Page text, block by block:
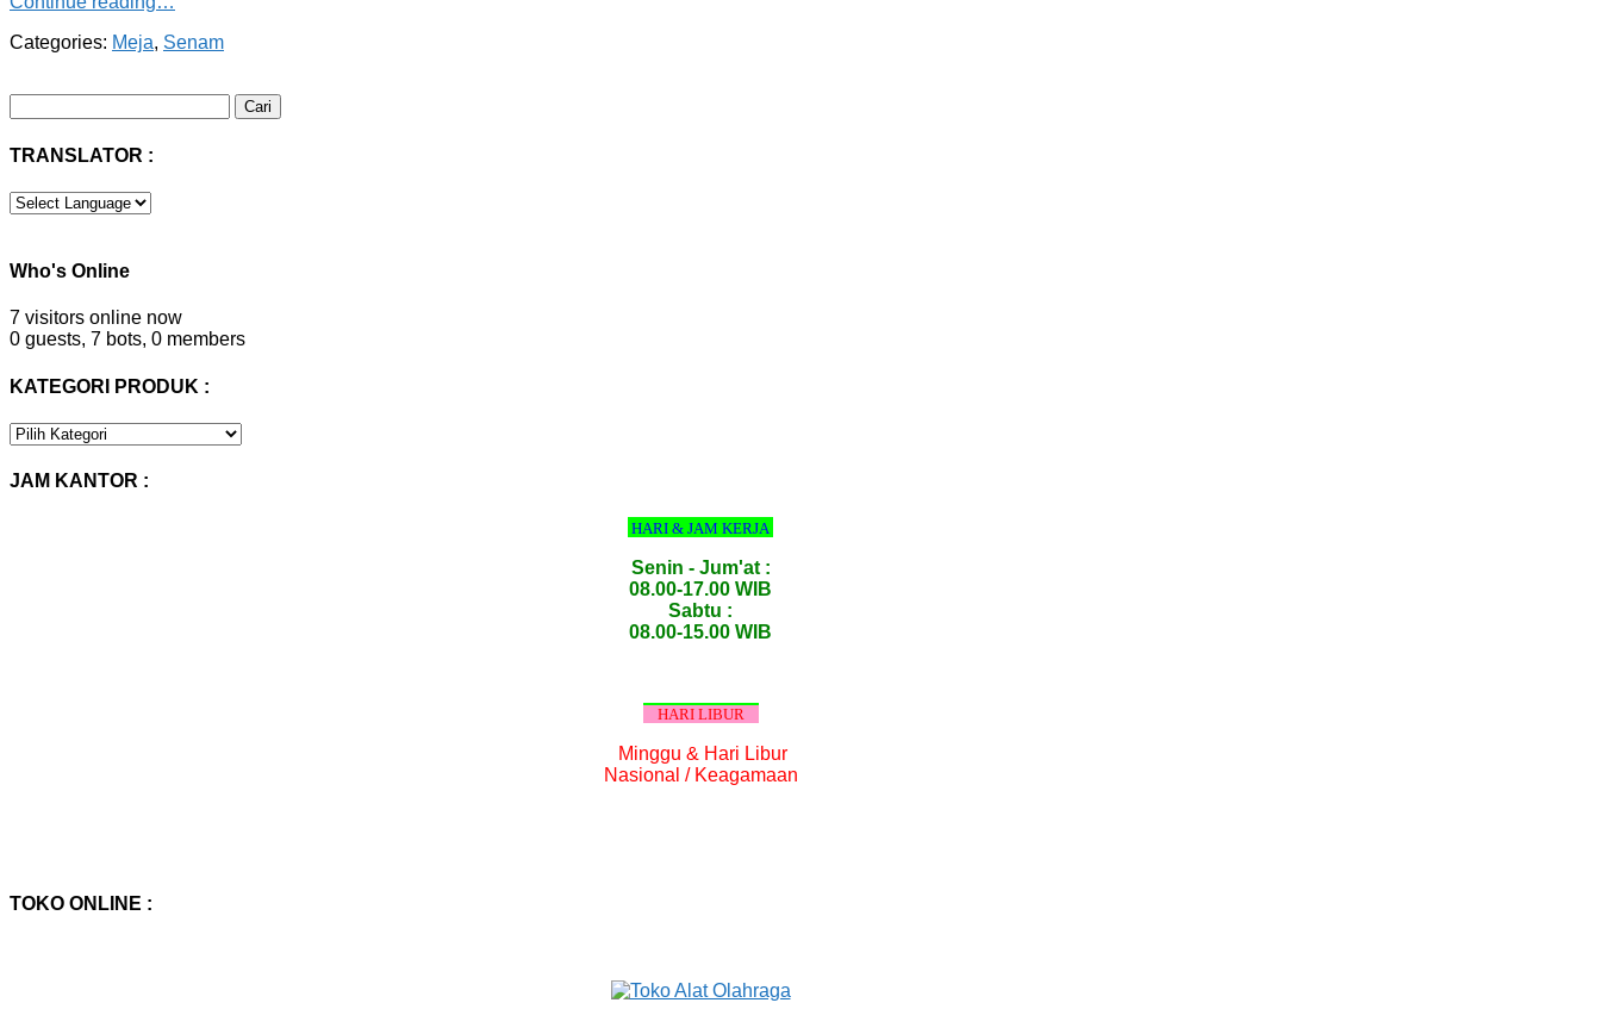
Categories: Meja, Senam
untuk:
TRANSLATOR :
Who's Online
7 visitors online now
0 guests, 7 bots, 0 members
KATEGORI PRODUK :
KATEGORI
JAM KANTOR :
HARI & JAM KERJA
Senin - Jum'at :
08.00-17.00 WIB
Sabtu :
08.00-15.00 WIB
HARI LIBUR
Minggu & Hari Libur
Nasional / Keagamaan
TOKO ONLINE :